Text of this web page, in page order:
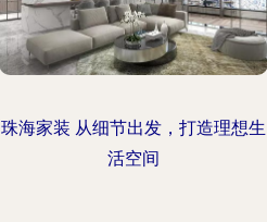
珠海家装 从细节出发，打造理想生
活空间